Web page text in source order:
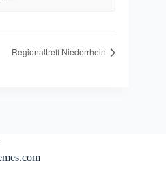
Regionaltreff Niederrhein